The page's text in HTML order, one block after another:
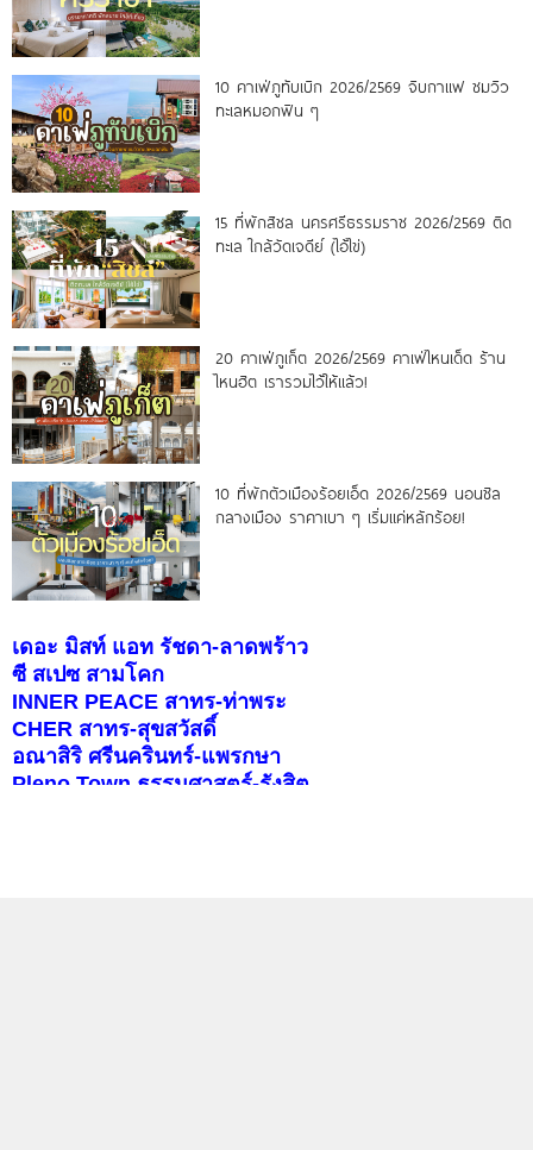
10 คาเฟ่ภูทับเบิก 2026/2569 จิบกาแฟ ชมวิว
ทะเลหมอกฟิน ๆ
15 ที่พักสิชล นครศรีธรรมราช 2026/2569 ติด
ทะเล ใกล้วัดเจดีย์ (ไอ้ไข่)
20 คาเฟ่ภูเก็ต 2026/2569 คาเฟ่ไหนเด็ด ร้าน
ไหนฮิต เรารวมไว้ให้แล้ว!
10 ที่พักตัวเมืองร้อยเอ็ด 2026/2569 นอนชิล
กลางเมือง ราคาเบา ๆ เริ่มแค่หลักร้อย!
เดอะ มิสท์ แอท รัชดา-ลาดพร้าว
ซี สเปซ สามโคก
INNER PEACE สาทร-ท่าพระ
CHER สาทร-สุขสวัสดิ์
อณาสิริ ศรีนครินทร์-แพรกษา
Pleno Town ธรรมศาสตร์-รังสิต